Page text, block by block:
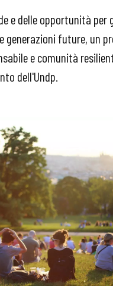
e delle opportunità per
generazioni future, un
e comunità
dell'Undp.